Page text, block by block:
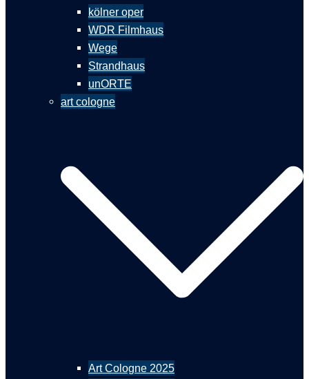
kölner oper
WDR Filmhaus
Wege
Strandhaus
unORTE
art cologne
Art Cologne 2025